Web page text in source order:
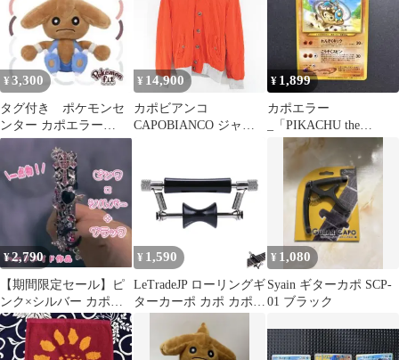
¥ 3,300
タグ付き ポケモンセ
ンター カポエラー
Pokemon fit ぬいぐるみ
¥ 14,900
カポビアンコ
CAPOBIANCO ジャケ
ゾン
¥ 1,899
カポエラー
_「PIKACHU the
MOVIE2000」 公式認定
¥2,790
【期間限定セール】ピ
ンク×シルバー カポタ
スト デコカポ
¥ 1,590
LeTradeJP ローリングギ
ターカーポ カポ カポタ
トリングローリングカ
ポ 瞬時に移動できるロ
¥ 1,080
Syain ギターカポ SCP-
01 ブラック